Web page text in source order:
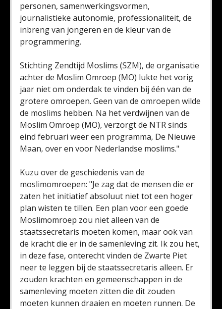
personen, samenwerkingsvormen,
journalistieke autonomie, professionaliteit, de
inbreng van jongeren en de kleur van de
programmering.
Stichting Zendtijd Moslims (SZM), de organisatie
achter de Moslim Omroep (MO) lukte het vorig
jaar niet om onderdak te vinden bij één van de
grotere omroepen. Geen van de omroepen wilde
de moslims hebben. Na het verdwijnen van de
Moslim Omroep (MO), verzorgt de NTR sinds
eind februari weer een programma, De Nieuwe
Maan, over en voor Nederlandse moslims."
Kuzu over de geschiedenis van de
moslimomroepen: "Je zag dat de mensen die er
zaten het initiatief absoluut niet tot een hoger
plan wisten te tillen. Een plan voor een goede
Moslimomroep zou niet alleen van de
staatssecretaris moeten komen, maar ook van
de kracht die er in de samenleving zit. Ik zou het,
in deze fase, onterecht vinden de Zwarte Piet
neer te leggen bij de staatssecretaris alleen. Er
zouden krachten en gemeenschappen in de
samenleving moeten zitten die dit zouden
moeten kunnen draaien en moeten runnen. De